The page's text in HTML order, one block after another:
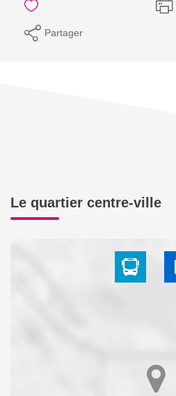
Partager
Le quartier centre-ville